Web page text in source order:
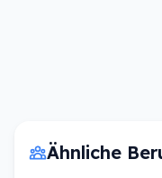
Ähnliche